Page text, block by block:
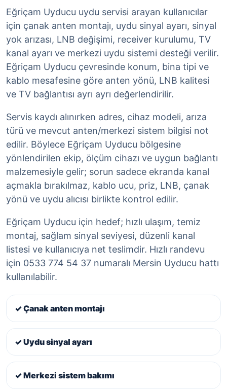
Eğriçam Uyducu uydu servisi arayan kullanıcılar
için çanak anten montajı, uydu sinyal ayarı, sinyal
yok arızası, LNB değişimi, receiver kurulumu, TV
kanal ayarı ve merkezi uydu sistemi desteği verilir.
Eğriçam Uyducu çevresinde konum, bina tipi ve
kablo mesafesine göre anten yönü, LNB kalitesi
ve TV bağlantısı ayrı ayrı değerlendirilir.
Servis kaydı alınırken adres, cihaz modeli, arıza
türü ve mevcut anten/merkezi sistem bilgisi not
edilir. Böylece Eğriçam Uyducu bölgesine
yönlendirilen ekip, ölçüm cihazı ve uygun bağlantı
malzemesiyle gelir; sorun sadece ekranda kanal
açmakla bırakılmaz, kablo ucu, priz, LNB, çanak
yönü ve uydu alıcısı birlikte kontrol edilir.
Eğriçam Uyducu için hedef; hızlı ulaşım, temiz
montaj, sağlam sinyal seviyesi, düzenli kanal
listesi ve kullanıcıya net teslimdir. Hızlı randevu
için 0533 774 54 37 numaralı Mersin Uyducu hattı
kullanılabilir.
✓ Çanak anten montajı
✓ Uydu sinyal ayarı
✓ Merkezi sistem bakımı